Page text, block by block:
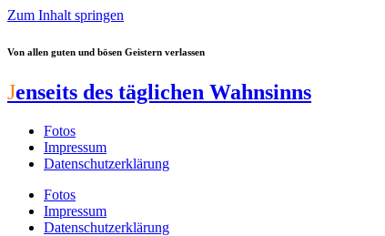
Zum Inhalt springen
Von allen guten und bösen Geistern verlassen
Jenseits des täglichen Wahnsinns
Fotos
Impressum
Datenschutzerklärung
Fotos
Impressum
Datenschutzerklärung